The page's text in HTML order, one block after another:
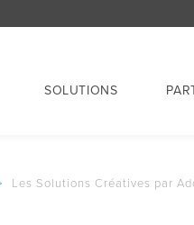
SOLUTIONS
Les Solutions Créatives par